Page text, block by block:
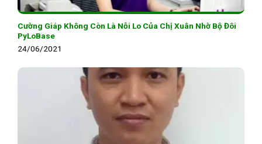
Cường Giáp Không Còn Là Nỗi Lo Của Chị Xuân Nhờ Bộ Đôi
PyLoBase
24/06/2021